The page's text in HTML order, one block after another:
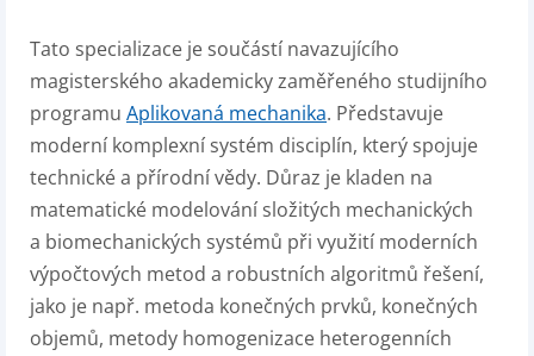
Tato specializace je součástí navazujícího
magisterského akademicky zaměřeného studijního
programu Aplikovaná mechanika. Představuje
moderní komplexní systém disciplín, který spojuje
technické a přírodní vědy. Důraz je kladen na
matematické modelování složitých mechanických
a biomechanických systémů při využití moderních
výpočtových metod a robustních algoritmů řešení,
jako je např. metoda konečných prvků, konečných
objemů, metody homogenizace heterogenních